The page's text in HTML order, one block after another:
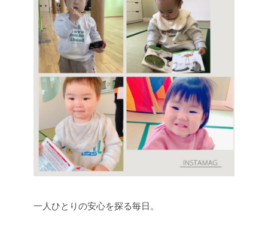
一人ひとりの安心を探る毎日。